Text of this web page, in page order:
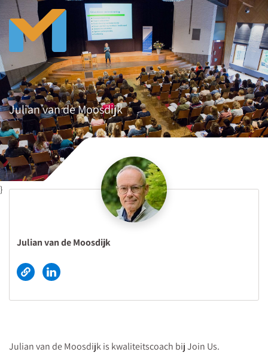
Julian van de Moosdijk
}
Julian van de Moosdijk
Julian van de Moosdijk is kwaliteitscoach bij Join Us.